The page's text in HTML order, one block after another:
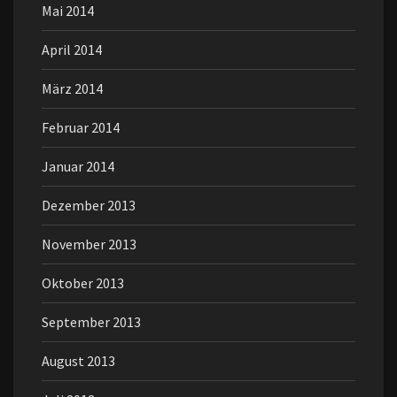
Mai 2014
April 2014
März 2014
Februar 2014
Januar 2014
Dezember 2013
November 2013
Oktober 2013
September 2013
August 2013